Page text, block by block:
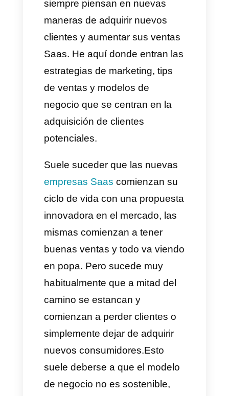
empresa que no genera nuevos
clientes es una empresa
estancada.
Por esta razón, los
departamentos de venta,
marketing y los dirigentes
maneras de adquirir nuevos
clientes y aumentar sus ventas
Saas. He aquí donde entran las
estrategias de marketing, tips
de ventas y modelos de
negocio que se centran en la
adquisición de clientes
potenciales.
Suele suceder que las nuevas
empresas Saascomienzan su
ciclo de vida con una propuesta